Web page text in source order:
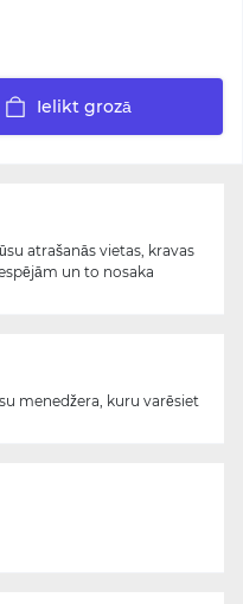
Ielikt grozā
atrašanās vietas, kravas
un to nosaka
menedžera, kuru varēsiet